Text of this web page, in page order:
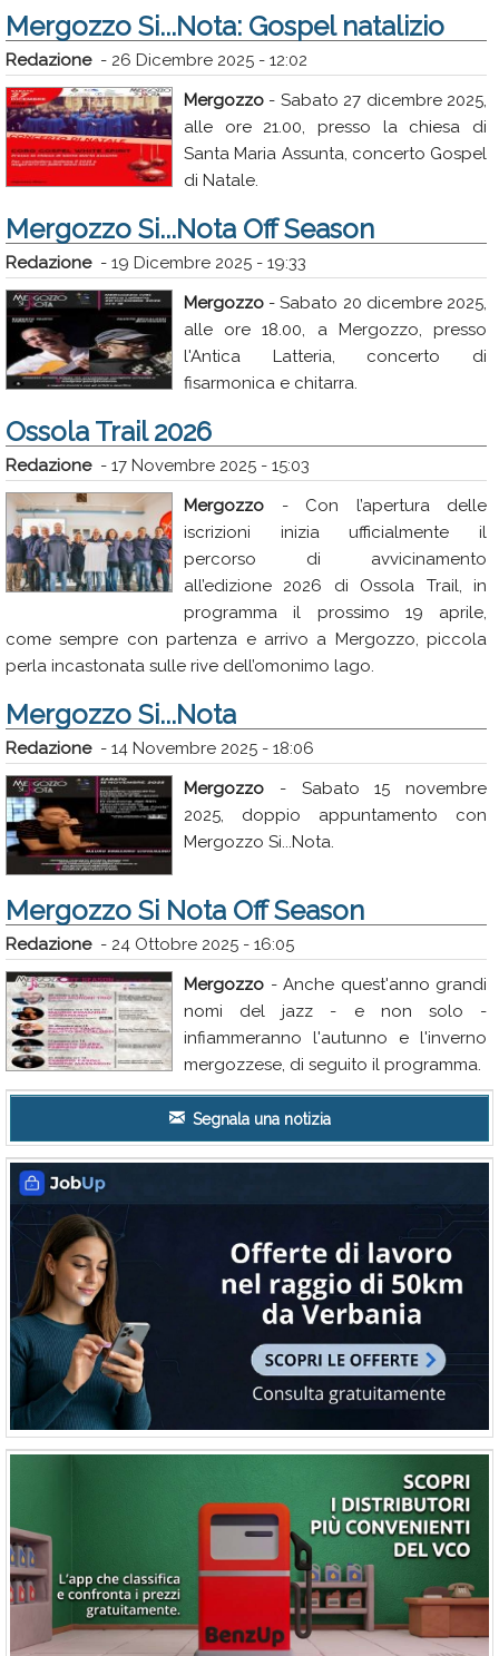
Mergozzo Si...Nota: Gospel natalizio
Redazione- 26 Dicembre 2025 - 12:02
Mergozzo - Sabato 27 dicembre 2025,
alle ore 21.00, presso la chiesa di
Santa Maria Assunta, concerto Gospel
di Natale.
Mergozzo Si...Nota Off Season
Redazione- 19 Dicembre 2025 - 19:33
Mergozzo - Sabato 20 dicembre 2025,
alle ore 18.00, a Mergozzo, presso
l'Antica Latteria, concerto di
fisarmonica e chitarra.
Ossola Trail 2026
Redazione- 17 Novembre 2025 - 15:03
Mergozzo - Con l’apertura delle
iscrizioni inizia ufficialmente il
percorso di avvicinamento
all’edizione 2026 di Ossola Trail, in
programma il prossimo 19 aprile,
come sempre con partenza e arrivo a Mergozzo, piccola
perla incastonata sulle rive dell’omonimo lago.
Mergozzo Si...Nota
Redazione- 14 Novembre 2025 - 18:06
Mergozzo - Sabato 15 novembre
2025, doppio appuntamento con
Mergozzo Si...Nota.
Mergozzo Si Nota Off Season
Redazione- 24 Ottobre 2025 - 16:05
Mergozzo - Anche quest'anno grandi
nomi del jazz - e non solo -
infiammeranno l'autunno e l'inverno
mergozzese, di seguito il programma.
Segnala una notizia